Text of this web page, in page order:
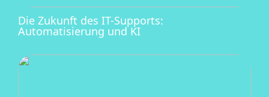
Die Zukunft des IT-Supports:
Automatisierung und KI